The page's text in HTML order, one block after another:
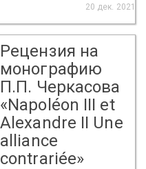
20 дек. 2021
Рецензия на
монографию
П.П. Черкасова
«Napoléon III et
Alexandre II Une
alliance
contrariée»